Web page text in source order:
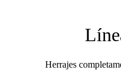
Herrajes